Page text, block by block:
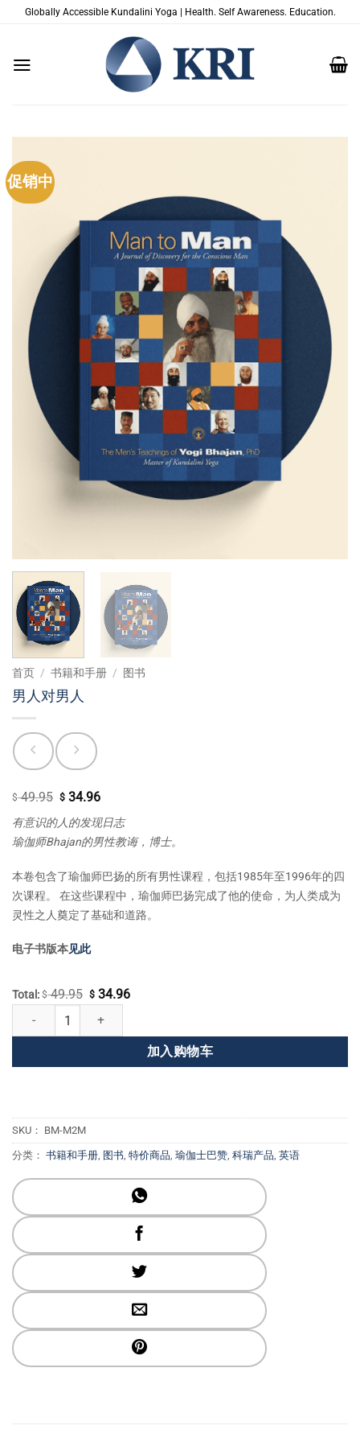
Globally Accessible Kundalini Yoga | Health. Self Awareness. Education.
促销中
首页 / 书籍和手册 / 图书
男人对男人
$49.95 原
价
为：
$34.96当
前
价
为：
$ 34.96。
有意识的人的发现日志
瑜伽师Bhajan的男性教诲，博士。
本卷包含了瑜伽师巴扬的所有男性课程，包括1985年至1996年的四
次课程。 在这些课程中，瑜伽师巴扬完成了他的使命，为人类成为
灵性之人奠定了基础和道路。
电子书版本见此
Total: $49.95 原
$34.96当
为：
男人对男人 数量
加入购物车
SKU： BM-M2M
分类： 书籍和手册, 图书, 特价商品, 瑜伽士巴赞, 科瑞产品, 英语